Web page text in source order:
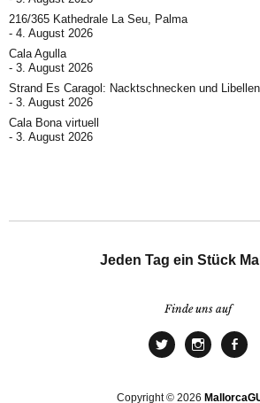
216/365 Kathedrale La Seu, Palma
4. August 2026
Cala Agulla
3. August 2026
Strand Es Caragol: Nacktschnecken und Libellen
3. August 2026
Cala Bona virtuell
3. August 2026
Jeden Tag ein Stück
Finde uns auf
Copyright © 2026